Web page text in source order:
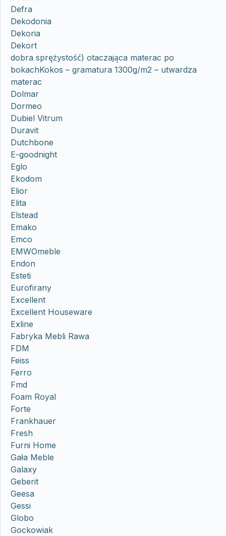
Defra
Dekodonia
Dekoria
Dekort
dobra sprężystość) otaczająca materac po
bokachKokos – gramatura 1300g/m2 – utwardza
materac
Dolmar
Dormeo
Dubiel Vitrum
Duravit
Dutchbone
E-goodnight
Eglo
Ekodom
Elior
Elita
Elstead
Emako
Emco
EMWOmeble
Endon
Esteti
Eurofirany
Excellent
Excellent Houseware
Exline
Fabryka Mebli Rawa
FDM
Feiss
Ferro
Fmd
Foam Royal
Forte
Frankhauer
Fresh
Furni Home
Gała Meble
Galaxy
Geberit
Geesa
Gessi
Globo
Gockowiak